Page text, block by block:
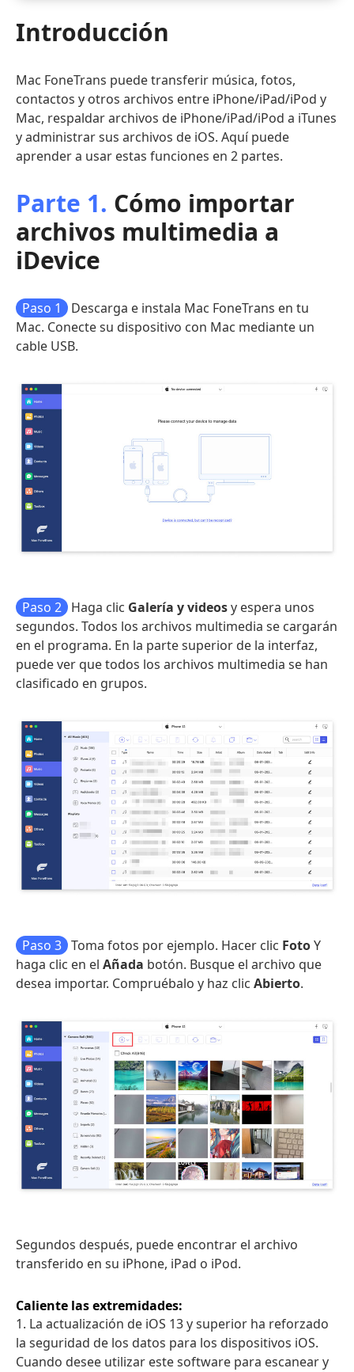
Introducción
Mac FoneTrans puede transferir música, fotos,
contactos y otros archivos entre iPhone/iPad/iPod y
Mac, respaldar archivos de iPhone/iPad/iPod a iTunes
y administrar sus archivos de iOS. Aquí puede
aprender a usar estas funciones en 2 partes.
Parte 1. Cómo importar
archivos multimedia a
iDevice
Paso 1
Descarga e instala Mac FoneTrans en tu
Mac. Conecte su dispositivo con Mac mediante un
cable USB.
Paso 2 Haga clic Galería y videosy espera unos
segundos. Todos los archivos multimedia se cargarán
en el programa. En la parte superior de la interfaz,
puede ver que todos los archivos multimedia se han
clasificado en grupos.
Paso 3 Toma fotos por ejemplo. Hacer clic FotoY
haga clic en el Añada botón. Busque el archivo que
desea importar. Compruébalo y haz clic Abierto.
Segundos después, puede encontrar el archivo
transferido en su iPhone, iPad o iPod.
Caliente las extremidades:
1. La actualización de iOS 13 y superior ha reforzado
la seguridad de los datos para los dispositivos iOS.
Cuando desee utilizar este software para escanear y